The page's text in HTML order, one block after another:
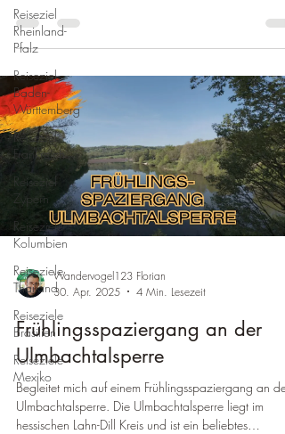
Reiseziel
Rheinland-
Pfalz
Reiseziel
Baden-
Württemberg
Reiseziel
Frankreich
Reiseziel
Zypern
Reiseziele
Kolumbien
Reiseziele
Thailand
Reiseziele
Brasilien
Reiseziele
Mexiko
Video)
Wandervogel123 Florian
30. Apr. 2025
4 Min. Lesezeit
Frühlingsspaziergang an der
Ulmbachtalsperre
Begleitet mich auf einem Frühlingsspaziergang an der
Ulmbachtalsperre. Die Ulmbachtalsperre liegt im
hessischen Lahn-Dill Kreis und ist ein beliebtes